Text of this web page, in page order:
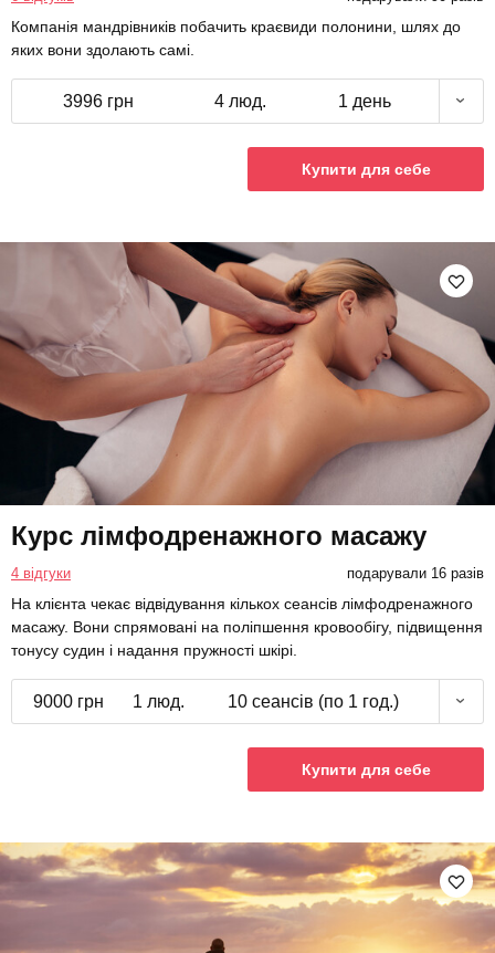
Компанія мандрівників побачить краєвиди полонини, шлях до
яких вони здолають самі.
3996 грн 4 люд. 1 день
Купити для себе
Курс лімфодренажного масажу
4 відгуки подарували 16 разів
На клієнта чекає відвідування кількох сеансів лімфодренажного
масажу. Вони спрямовані на поліпшення кровообігу, підвищення
тонусу судин і надання пружності шкірі.
9000 грн 1 люд. 10 сеансів (по 1 год.)
Купити для себе